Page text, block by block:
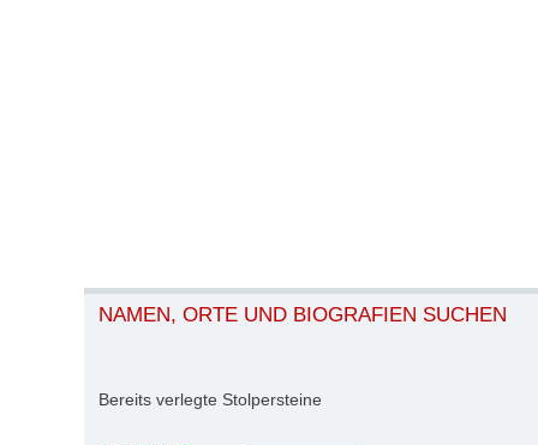
NAMEN, ORTE UND BIOGRAFIEN SUCHEN
Bereits verlegte Stolpersteine